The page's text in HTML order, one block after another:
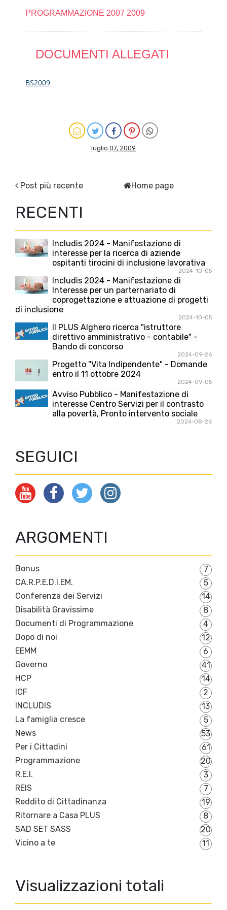
PROGRAMMAZIONE 2007 2009
DOCUMENTI ALLEGATI
BS2009
luglio 07, 2009
Post più recente Home page
RECENTI
Includis 2024 - Manifestazione di
interesse per la ricerca di aziende
ospitanti tirocini di inclusione lavorativa
2024-10-05
Includis 2024 - Manifestazione di
Interesse per un parternariato di
coprogettazione e attuazione di progetti
di inclusione
2024-10-05
Il PLUS Alghero ricerca "istruttore
direttivo amministrativo - contabile" -
Bando di concorso
2024-09-26
Progetto "Vita Indipendente" - Domande
entro il 11 ottobre 2024
2024-09-05
Avviso Pubblico - Manifestazione di
interesse Centro Servizi per il contrasto
alla povertà, Pronto intervento sociale
2024-08-26
SEGUICI
ARGOMENTI
Bonus
7
CA.R.P.E.D.I.EM.
5
Conferenza dei Servizi
14
Disabilità Gravissime
8
Documenti di Programmazione
4
Dopo di noi
12
EEMM
6
Governo
41
HCP
14
ICF
2
INCLUDIS
13
La famiglia cresce
5
News
53
Per i Cittadini
61
Programmazione
20
R.E.I.
3
REIS
7
Reddito di Cittadinanza
19
Ritornare a Casa PLUS
8
SAD SET SASS
20
Vicino a te
11
Visualizzazioni totali